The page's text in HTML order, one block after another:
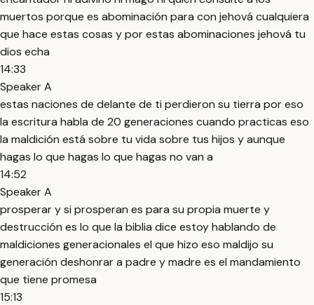
muertos porque es abominación para con jehová cualquiera
que hace estas cosas y por estas abominaciones jehová tu
dios echa
14:33
Speaker A
estas naciones de delante de ti perdieron su tierra por eso
la escritura habla de 20 generaciones cuando practicas eso
la maldición está sobre tu vida sobre tus hijos y aunque
hagas lo que hagas lo que hagas no van a
14:52
Speaker A
prosperar y si prosperan es para su propia muerte y
destrucción es lo que la biblia dice estoy hablando de
maldiciones generacionales el que hizo eso maldijo su
generación deshonrar a padre y madre es el mandamiento
que tiene promesa
15:13